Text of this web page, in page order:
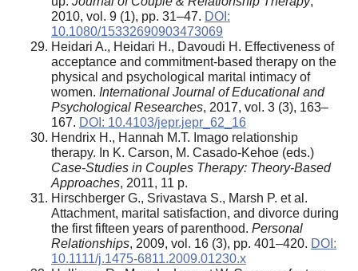
2010, vol. 9 (1), pp. 31–47. DOI:
10.1080/15332690903473069
Heidari A., Heidari H., Davoudi H. Effectiveness of
acceptance and commitment-based therapy on the
physical and psychological marital intimacy of
women. International Journal of Educational and
Psychological Researches, 2017, vol. 3 (3), 163–
167. DOI: 10.4103/jepr.jepr_62_16
Hendrix H., Hannah M.T. Imago relationship
therapy. In K. Carson, M. Casado-Kehoe (eds.)
Case-Studies in Couples Therapy: Theory-Based
Approaches, 2011, 11 p.
Hirschberger G., Srivastava S., Marsh P. et al.
Attachment, marital satisfaction, and divorce during
the first fifteen years of parenthood. Personal
Relationships, 2009, vol. 16 (3), pp. 401–420. DOI:
10.1111/j.1475-6811.2009.01230.x